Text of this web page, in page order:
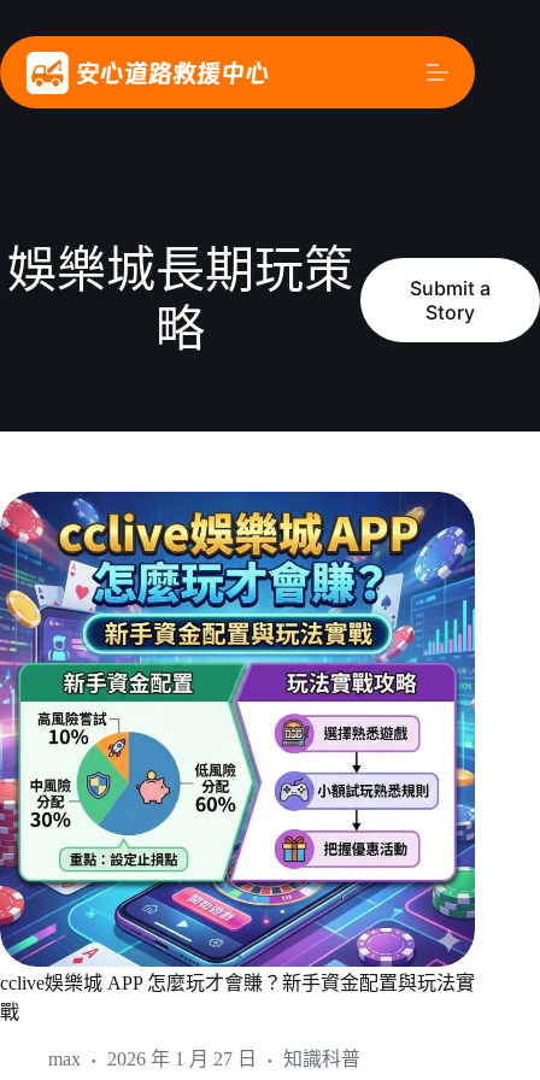
娛樂城長期玩策
略
Submit a
Story
cclive娛樂城 APP 怎麼玩才會賺？新手資金配置與玩法實
戰
max 2026 年 1 月 27 日 知識科普